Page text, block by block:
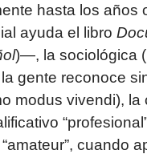
hasta los años
ayuda el libro
)—, la sociológica
gente reconoce
modus vivendi),
cuando